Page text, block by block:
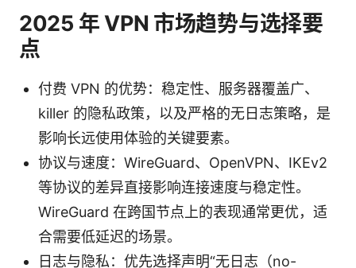
2025 年 VPN 市场趋势与选择要
点
付费 VPN 的优势：稳定性、服务器覆盖广、
killer 的隐私政策，以及严格的无日志策略，是
影响长远使用体验的关键要素。
协议与速度：WireGuard、OpenVPN、IKEv2
等协议的差异直接影响连接速度与稳定性。
WireGuard 在跨国节点上的表现通常更优，适
合需要低延迟的场景。
日志与隐私：优先选择声明“无日志（no-